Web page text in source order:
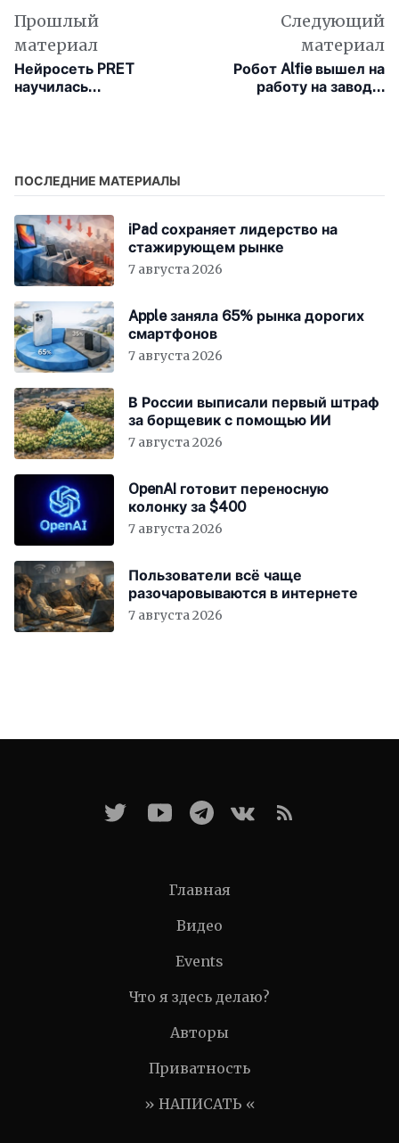
Прошлый
материал
Нейросеть PRET
научилась
Следующий
материал
Робот Alfie вышел на
работу на завод и
ПОСЛЕДНИЕ МАТЕРИАЛЫ
iPad сохраняет лидерство на
стажирующем рынке
7 августа 2026
Apple заняла 65% рынка дорогих
смартфонов
7 августа 2026
В России выписали первый штраф
за борщевик с помощью ИИ
7 августа 2026
OpenAI готовит переносную
колонку за $400
7 августа 2026
Пользователи всё чаще
разочаровываются в интернете
7 августа 2026
Главная
Видео
Events
Что я здесь делаю?
Авторы
Приватность
» НАПИСАТЬ «